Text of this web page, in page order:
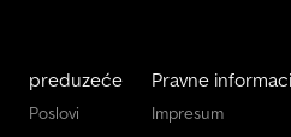
preduzeće
Poslovi
Pravne
Impresum